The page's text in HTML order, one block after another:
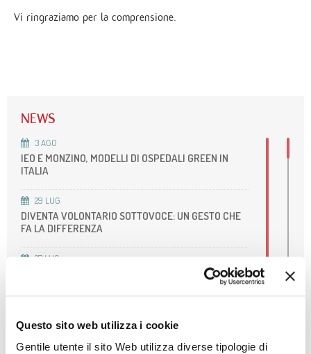
Questo sito web utilizza i cookie
Gentile utente il sito Web utilizza diverse tipologie di
Vi ringraziamo per la comprensione.
NEWS
3AGO
IEO E MONZINO, MODELLI DI OSPEDALI GREEN IN
ITALIA
29 LUG
DIVENTA VOLONTARIO SOTTOVOCE: UN GESTO CHE
FA LA DIFFERENZA
27 LUG
NIGHT RUN MONZINO: PUNTO ISCRIZIONI GIOVEDÌ
16/7